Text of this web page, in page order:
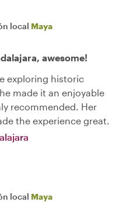
local Maya
awesome!
exploring historic
made it an enjoyable
recommended. Her
the experience great.
local Maya